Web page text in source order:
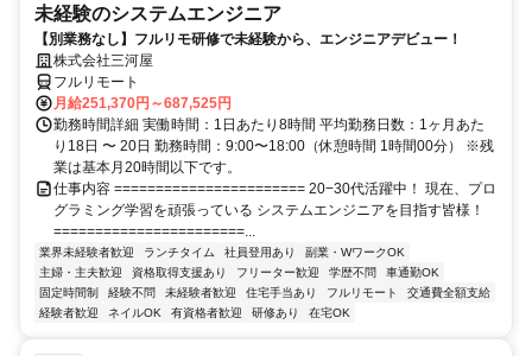
未経験のシステムエンジニア
【別業務なし】フルリモ研修で未経験から、エンジニアデビュー！
株式会社三河屋
フルリモート
月給251,370円～687,525円
勤務時間詳細 実働時間：1日あたり8時間 平均勤務日数：1ヶ月あた
り18日 〜 20日 勤務時間：9:00〜18:00（休憩時間 1時間00分） ※残
業は基本月20時間以下です。
仕事内容 ======================= 20−30代活躍中！ 現在、プロ
グラミング学習を頑張っている システムエンジニアを目指す皆様！
=======================...
業界未経験者歓迎 ランチタイム 社員登用あり
副業・WワークOK
主婦・主夫歓迎
資格取得支援あり フリーター歓迎 学歴不問
車通勤OK
固定時間制
経験不問 未経験者歓迎 住宅手当あり フルリモート
交通費全額支給
経験者歓迎
ネイルOK 有資格者歓迎 研修あり 在宅OK